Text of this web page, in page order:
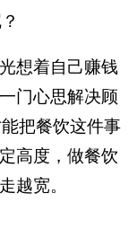
想着自己赚钱
门心思解决顾
把餐饮这件事
高度，做餐饮
越宽。